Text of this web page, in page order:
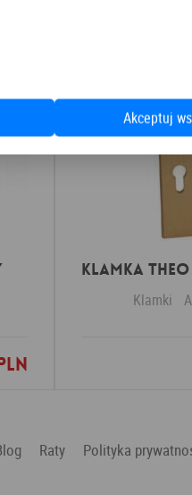
Klamki
Dodaj
Raty Polityka
Akceptuj